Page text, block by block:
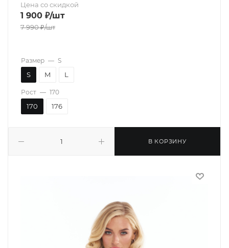
Цена со скидкой
1 900 ₽/шт
7 990₽/шт
В КОРЗИНУ
Размер — S
S M L
Рост — 170
170 176